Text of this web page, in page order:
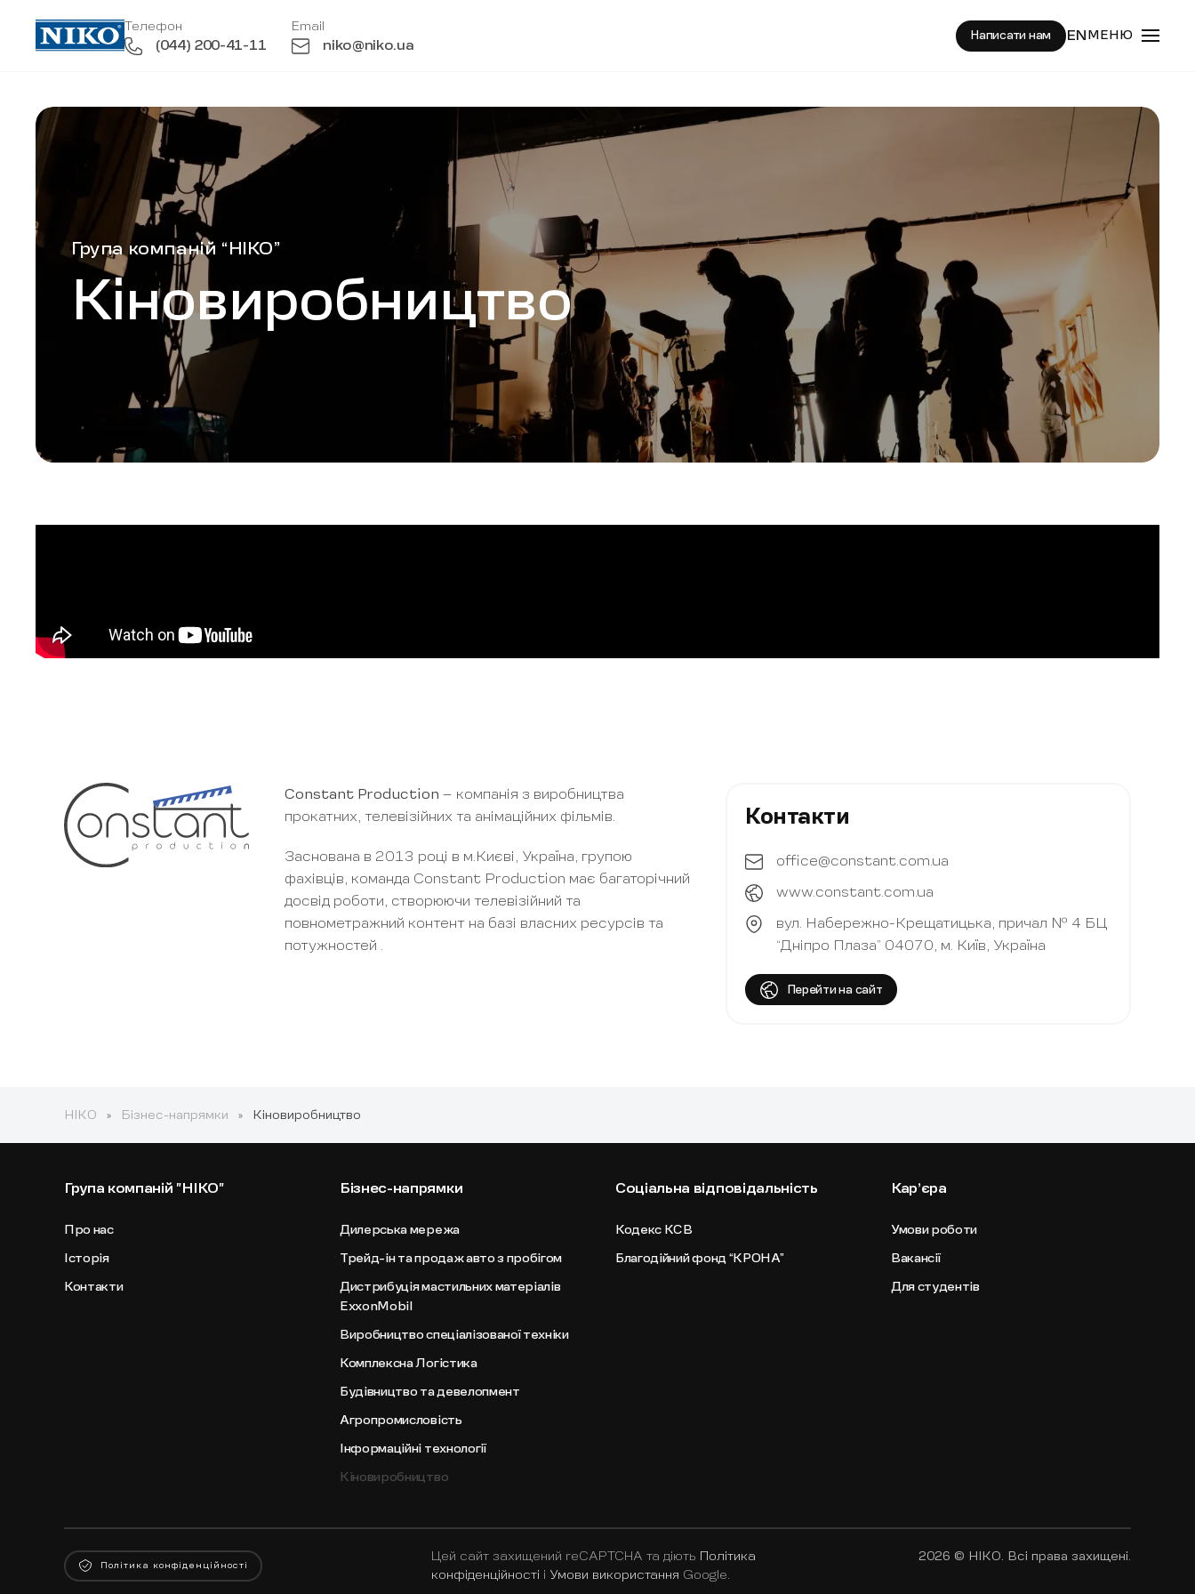
Skip to main content
Телефон
(044) 200-41-11
Email
niko@niko.ua
Написати нам ENМЕНЮ
Група компаній “НІКО”
Кіновиробництво
Constant Production – компанія з виробництва
прокатних, телевізійних та анімаційних фільмів.
Заснована в 2013 році в м.Києві, Україна, групою
фахівців, команда Constant Production має багаторічний
досвід роботи, створюючи телевізійний та
повнометражний контент на базі власних ресурсів та
потужностей .
Контакти
office@constant.com.ua
www.constant.com.ua
вул. Набережно-Крещатицька, причал № 4 БЦ
“Дніпро Плаза” 04070, м. Київ, Україна
Перейти на сайт
НІКО Бізнес-напрямки Кіновиробництво
Група компаній "НІКО"
Про нас
Історія
Контакти
Бізнес-напрямки
Дилерська мережа
Трейд-ін та продаж авто з пробігом
Дистрибуція мастильних матеріалів
ExxonMobil
Виробництво спеціалізованої техніки
Комплексна Логістика
Будівництво та девелопмент
Агропромисловість
Інформаційні технології
Кіновиробництво
Соціальна відповідальність
Кодекс КСВ
Благодійний фонд “КРОНА”
Карʼєра
Умови роботи
Вакансії
Для студентів
Політика конфіденційності
Цей сайт захищений reCAPTCHA та діють Політика
конфіденційності і Умови використання Google.
2026 © НІКО. Всі права захищені.